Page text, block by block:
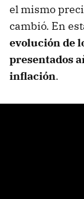
el mismo
cambió. En
evolución de
presentados
inflación.